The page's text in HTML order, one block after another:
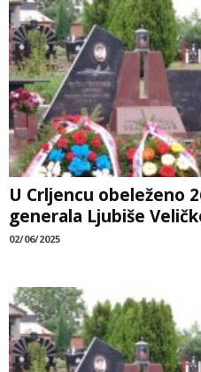
U Crljencu obeleženo
generala Ljubiše
02/06/2025